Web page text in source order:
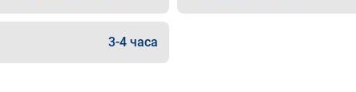
3-4 часа